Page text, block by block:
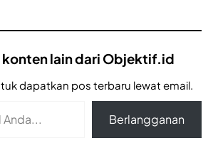
konten lain dari Objektif.id
dapatkan pos terbaru lewat email.
Berlangganan